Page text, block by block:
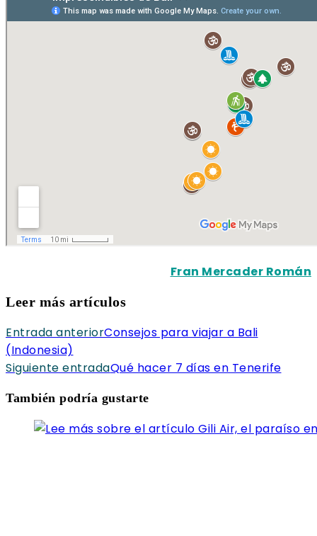
Fran Mercader Román
Leer más artículos
Entrada anteriorConsejos para viajar a Bali
(Indonesia)
Siguiente entradaQué hacer 7 días en Tenerife
También podría gustarte